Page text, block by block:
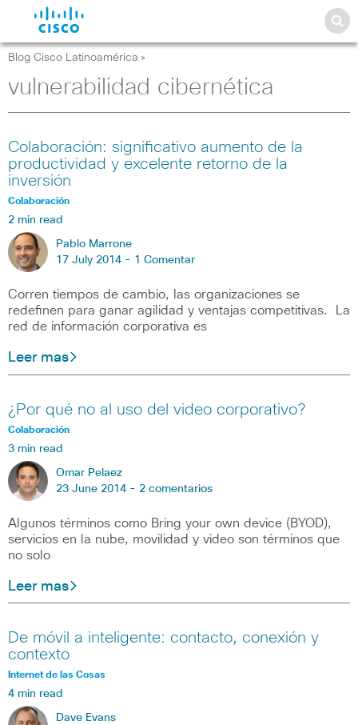
Blog Cisco Latinoamérica >
vulnerabilidad cibernética
Colaboración: significativo aumento de la
productividad y excelente retorno de la
inversión
Colaboración
2 min read
Pablo Marrone
17 July 2014 - 1 Comentar
Corren tiempos de cambio, las organizaciones se
redefinen para ganar agilidad y ventajas competitivas. La
red de información corporativa es
Leer mas
¿Por qué no al uso del video corporativo?
Colaboración
3 min read
Omar Pelaez
23 June 2014 - 2 comentarios
Algunos términos como Bring your own device (BYOD),
servicios en la nube, movilidad y video son términos que
no solo
Leer mas
De móvil a inteligente: contacto, conexión y
contexto
Internet de las Cosas
4 min read
Dave Evans